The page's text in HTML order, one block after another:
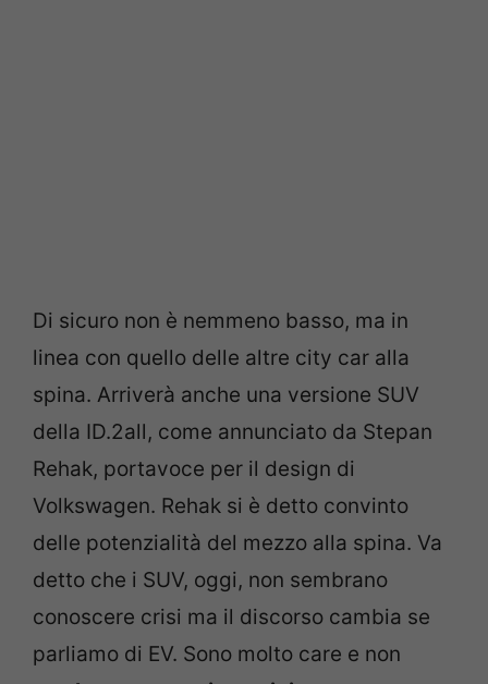
Di sicuro non è nemmeno basso, ma in
linea con quello delle altre city car alla
spina. Arriverà anche una versione SUV
della ID.2all, come annunciato da Stepan
Rehak, portavoce per il design di
Volkswagen. Rehak si è detto convinto
delle potenzialità del mezzo alla spina. Va
detto che i SUV, oggi, non sembrano
conoscere crisi ma il discorso cambia se
parliamo di EV. Sono molto care e non